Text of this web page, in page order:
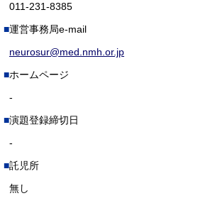
011-231-8385
運営事務局e-mail
neurosur@med.nmh.or.jp
ホームページ
-
演題登録締切日
-
託児所
無し